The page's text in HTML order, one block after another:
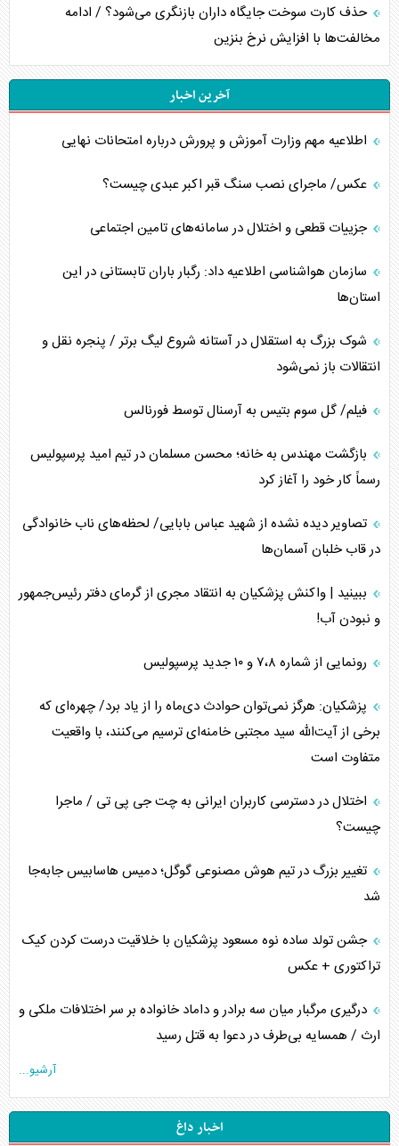
حذف کارت سوخت جایگاه داران بازنگری می‌شود؟ / ادامه
مخالفت‌ها با افزایش نرخ بنزین
آخرین اخبار
اطلاعیه مهم وزارت آموزش و پرورش درباره امتحانات نهایی
عکس/ ماجرای نصب سنگ قبر اکبر عبدی چیست؟
جزییات قطعی و اختلال در سامانه‌های تامین اجتماعی
سازمان هواشناسی اطلاعیه داد: رگبار باران تابستانی در این
استان‌ها
شوک بزرگ به استقلال در آستانه شروع لیگ برتر / پنجره نقل و
انتقالات باز نمی‌شود
فیلم/ گل سوم بتیس به آرسنال توسط فورنالس
بازگشت مهندس به خانه؛ محسن مسلمان در تیم امید پرسپولیس
رسماً کار خود را آغاز کرد
تصاویر دیده نشده از شهید عباس بابایی/ لحظه‌های ناب خانوادگی
در قاب خلبان آسمان‌ها
ببینید | واکنش پزشکیان به انتقاد مجری از گرمای دفتر رئیس‌جمهور
و نبودن آب!
رونمایی از شماره ۷،۸ و ۱۰ جدید پرسپولیس
پزشکیان: هرگز نمی‌توان حوادث دی‌ماه را از یاد برد/ چهره‌ای که
برخی از آیت‌الله سید مجتبی خامنه‌ای ترسیم می‌کنند، با واقعیت
متفاوت است
اختلال در دسترسی کاربران ایرانی به چت جی پی تی / ماجرا
چیست؟
تغییر بزرگ در تیم هوش مصنوعی گوگل؛ دمیس هاسابیس جابه‌جا
شد
جشن تولد ساده نوه مسعود پزشکیان با خلاقیت درست کردن کیک
تراکتوری + عکس
درگیری مرگبار میان سه برادر و داماد خانواده بر سر اختلافات ملکی و
ارث / همسایه بی‌طرف در دعوا به قتل رسید
آرشیو...
اخبار داغ